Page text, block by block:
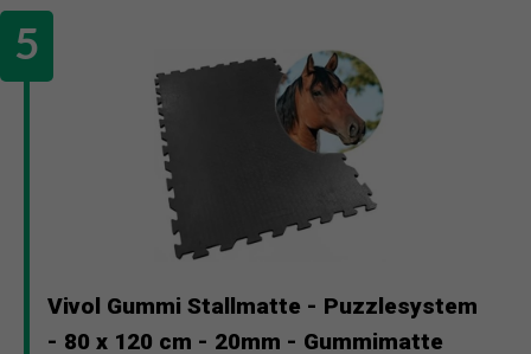
Vivol Gummi Stallmatte - Puzzlesystem
- 80 x 120 cm - 20mm - Gummimatte